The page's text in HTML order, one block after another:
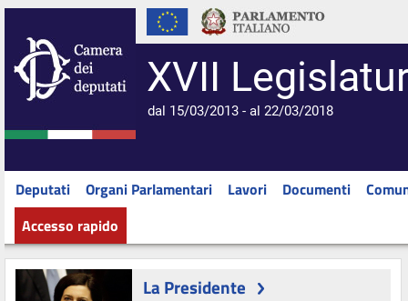
XVII
dal 15/03/2013 - al 22/03/2018
Deputati Organi Parlamentari Lavori Documenti
Accesso rapido
La Presidente